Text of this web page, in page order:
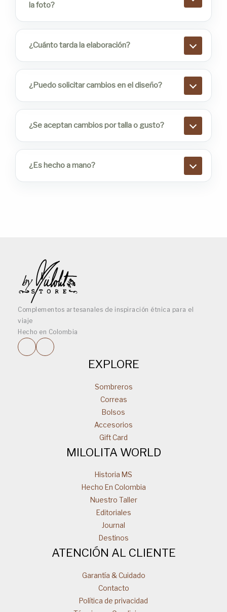
la foto?
¿Cuánto tarda la elaboración?
¿Puedo solicitar cambios en el diseño?
¿Se aceptan cambios por talla o gusto?
¿Es hecho a mano?
Complementos artesanales de inspiración étnica para el
viaje
Hecho en Colombia
EXPLORE
Sombreros
Correas
Bolsos
Accesorios
Gift Card
MILOLITA WORLD
Historia MS
Hecho En Colombia
Nuestro Taller
Editoriales
Journal
Destinos
ATENCIÓN AL CLIENTE
Garantía & Cuidado
Contacto
Política de privacidad